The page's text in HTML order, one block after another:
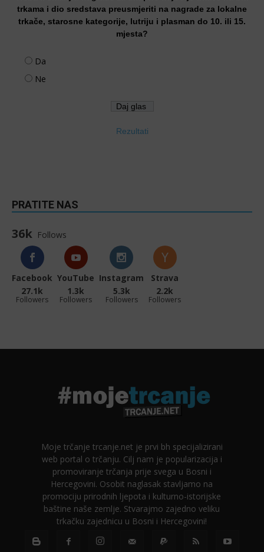
trkama i dio sredstava preusmjeriti na nagrade za lokalne
trkače, starosne kategorije, lutriju i plasman do 10. ili 15.
mjesta?
Da
Ne
Rezultati
PRATITE NAS
36k Follows
Facebook
27.1k
Followers
YouTube
1.3k
Followers
Instagram
5.3k
Followers
Strava
2.2k
Followers
Moje trčanje trcanje.net je prvi bh specijalizirani
web portal o trčanju. Cilj nam je popularizacija i
promoviranje trčanja prije svega u Bosni i
Hercegovini. Osobit naglasak stavljamo na
promociju prirodnih ljepota i kulturno-istorijske
baštine naše zemlje. Stvarajmo zajedno veliku
trkačku zajednicu u Bosni i Hercegovini!